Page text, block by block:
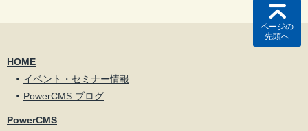
ページの
先頭へ
HOME
イベント・セミナー情報
PowerCMS ブログ
PowerCMS